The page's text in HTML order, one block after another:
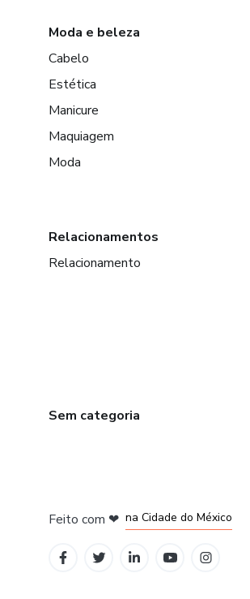
Moda e beleza
Cabelo
Estética
Manicure
Maquiagem
Moda
Relacionamentos
Relacionamento
Sem categoria
Feito com ❤ na Cidade do México